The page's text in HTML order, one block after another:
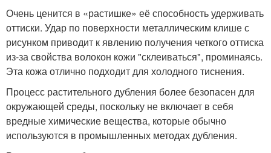
Очень ценится в «растишке» её способность удерживать
оттиски. Удар по поверхности металлическим клише с
рисунком приводит к явлению получения четкого оттиска
из-за свойства волокон кожи "склеиваться", проминаясь.
Эта кожа отлично подходит для холодного тиснения.
Процесс растительного дубления более безопасен для
окружающей среды, поскольку не включает в себя
вредные химические вещества, которые обычно
используются в промышленных методах дубления.